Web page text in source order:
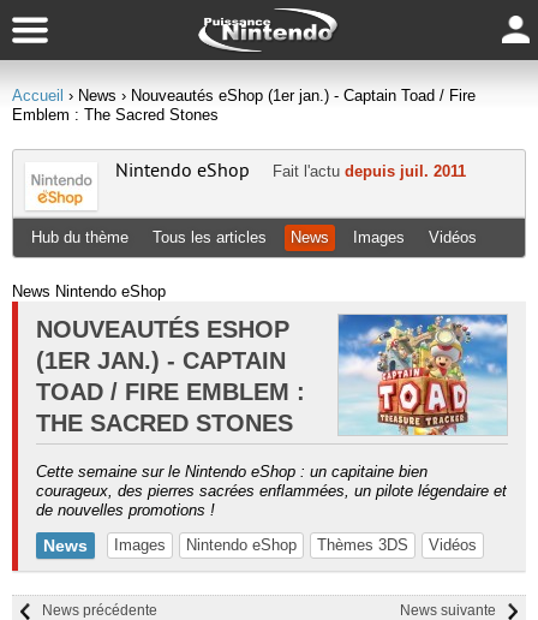
Accueil › News › Nouveautés eShop (1er jan.) - Captain Toad / Fire
Emblem : The Sacred Stones
Nintendo eShop Fait l'actu depuis juil. 2011
Hub du thème Tous les articles News Images Vidéos
News Nintendo eShop
NOUVEAUTÉS ESHOP
(1ER JAN.) - CAPTAIN
TOAD / FIRE EMBLEM :
THE SACRED STONES
Cette semaine sur le Nintendo eShop : un capitaine bien
courageux, des pierres sacrées enflammées, un pilote légendaire et
de nouvelles promotions !
News Images Nintendo eShop Thèmes 3DS Vidéos
News suivante
News précédente